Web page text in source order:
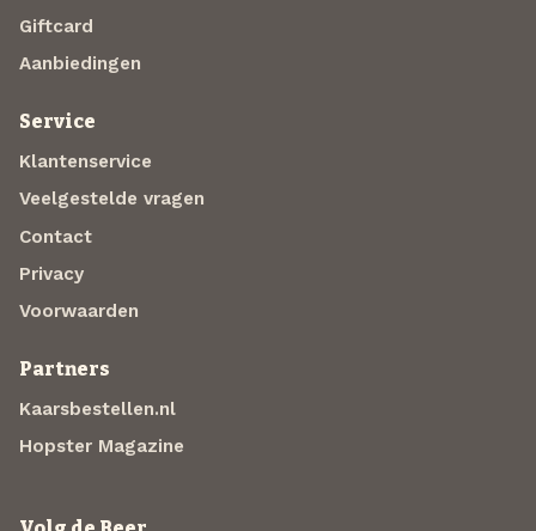
Giftcard
Aanbiedingen
Service
Klantenservice
Veelgestelde vragen
Contact
Privacy
Voorwaarden
Partners
Kaarsbestellen.nl
Hopster Magazine